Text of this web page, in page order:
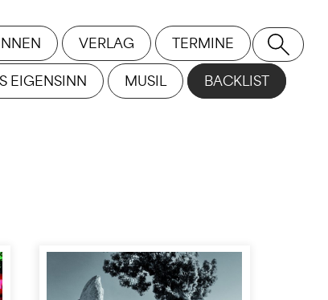
EIGENSINN MUSIL BACKLIST
VERLAG TERMINE SE